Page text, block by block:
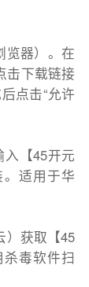
览器）。在
击下载链接
点击“允许
入【45开元
适用于华
）获取【45
毒软件扫